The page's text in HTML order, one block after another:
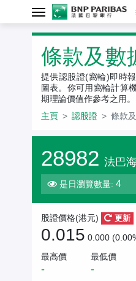
認股證
條款及數
提供認股證(窩輪)即時
圖表。你可用窩輪計算
期理論價值作參考之用。
主頁
認股證 條款
28982 法巴
是日瀏覽數量: 4
股證價格(港元) 更新
0.015 0.000
最高價
-
最低價
-